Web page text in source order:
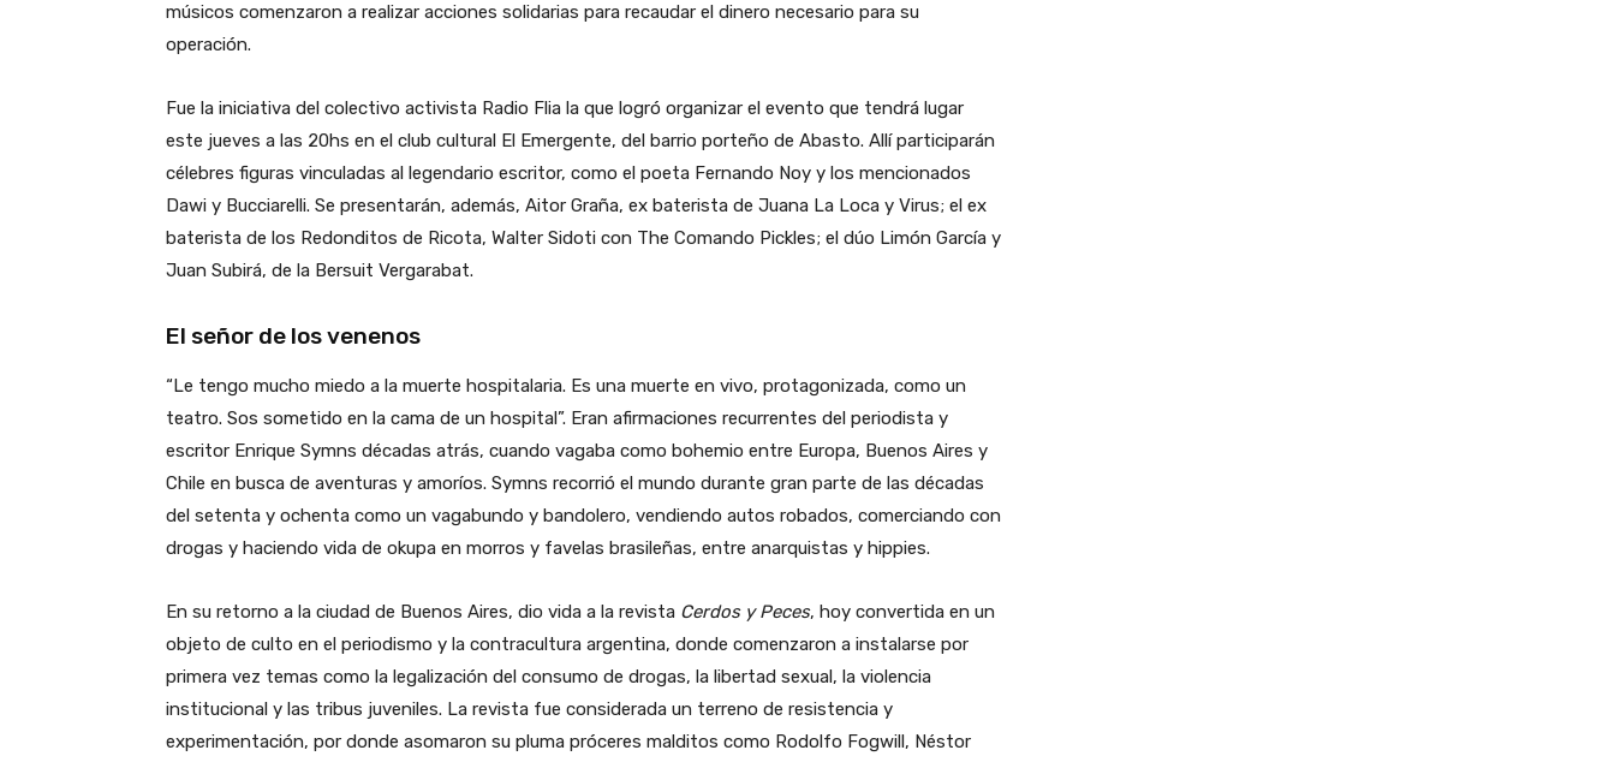
músicos comenzaron a realizar acciones solidarias para recaudar el dinero necesario para su
operación.
Fue la iniciativa del colectivo activista Radio Flia la que logró organizar el evento que tendrá lugar
este jueves a las 20hs en el club cultural El Emergente, del barrio porteño de Abasto. Allí participarán
célebres figuras vinculadas al legendario escritor, como el poeta Fernando Noy y los mencionados
Dawi y Bucciarelli. Se presentarán, además, Aitor Graña, ex baterista de Juana La Loca y Virus; el ex
baterista de los Redonditos de Ricota, Walter Sidoti con The Comando Pickles; el dúo Limón García y
Juan Subirá, de la Bersuit Vergarabat.
El señor de los venenos
“Le tengo mucho miedo a la muerte hospitalaria. Es una muerte en vivo, protagonizada, como un
teatro. Sos sometido en la cama de un hospital”. Eran afirmaciones recurrentes del periodista y
escritor Enrique Symns décadas atrás, cuando vagaba como bohemio entre Europa, Buenos Aires y
Chile en busca de aventuras y amoríos. Symns recorrió el mundo durante gran parte de las décadas
del setenta y ochenta como un vagabundo y bandolero, vendiendo autos robados, comerciando con
drogas y haciendo vida de okupa en morros y favelas brasileñas, entre anarquistas y hippies.
En su retorno a la ciudad de Buenos Aires, dio vida a la revista Cerdos y Peces, hoy convertida en un
objeto de culto en el periodismo y la contracultura argentina, donde comenzaron a instalarse por
primera vez temas como la legalización del consumo de drogas, la libertad sexual, la violencia
institucional y las tribus juveniles. La revista fue considerada un terreno de resistencia y
experimentación, por donde asomaron su pluma próceres malditos como Rodolfo Fogwill, Néstor